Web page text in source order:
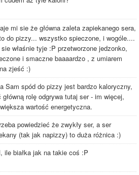
mi sie że główna zaleta zapiekanego sera,
do pizzy... wszystko spieczone, i wogóle....
właśnie tyje :P przetworzone jedzonko,
i smaczne baaaardzo , z umiarem
zjeść :)
Sam spód do pizzy jest bardzo kaloryczny,
główną rolę odgrywa tutaj ser - im więcej,
wartość energetyczna.
powiedzieć że zwykły ser, a ser
(tak jak napizzy) to duża różnica :)
ile białka jak na takie coś :P